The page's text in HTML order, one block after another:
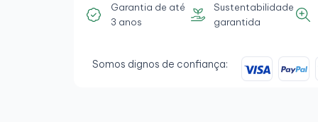
Garantia de até
3 anos
Sustentabilidade
garantida
Somos dignos de confiança: